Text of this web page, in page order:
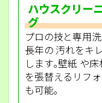
ハウスクリー
グ
プロの技と専用
長年の 汚れをキ
します｡壁紙 や床
を張替えるリフ
も可能｡